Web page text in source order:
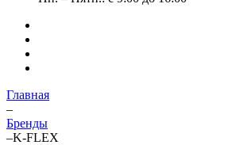
Главная
–
Бренды
–K-FLEX